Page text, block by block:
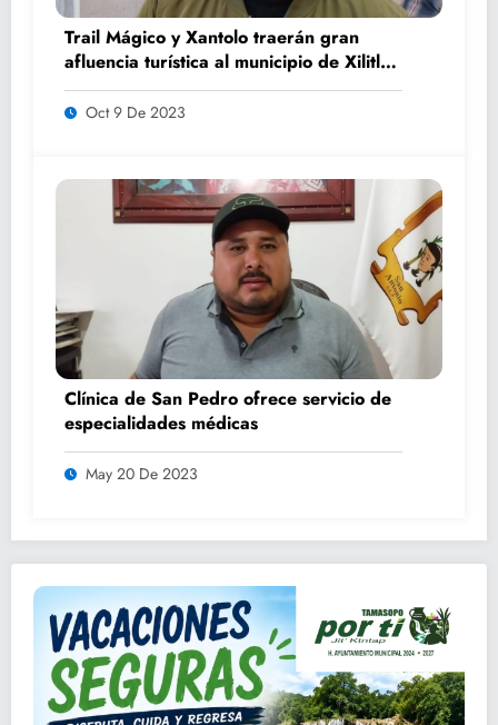
Trail Mágico y Xantolo traerán gran
afluencia turística al municipio de Xilitla:
Benjamín Luna
Oct 9 De 2023
Clínica de San Pedro ofrece servicio de
especialidades médicas
May 20 De 2023